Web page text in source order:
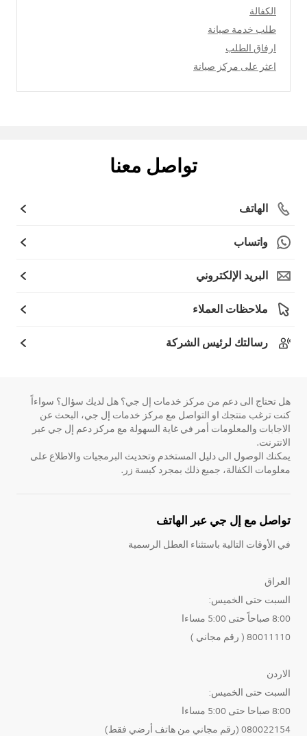
الكفالة
طلب خدمة صيانة
ارفاق الطلب
اعثر على مركز صيانة
تواصل معنا
الهاتف
واتساب
البريد الإلكتروني
ملاحظات العملاء
رسالتك لرئيس الشركة
هل تحتاج الى دعم من مركز خدمات إل جي؟ هل لديك سؤال؟ سواءاً
كنت ترغب منتجك او التواصل مع مركز خدمات إل جي، البحث عن
الاجابات والمعلومات أمر في غاية السهولة مع مركز دعم إل جي عبر
الانترنت.
يمكنك الوصول الى دليل المستخدم وتحديث البرمجيات والاطلاع على
معلومات الكفالة، جميع ذلك بمجرد كبسة زر.
تواصل مع إل جي عبر الهاتف
في الأوقات التالية باستثناء العطل الرسمية
العراق
السبت حتى الخميس:
8:00 صباحاً حتى 5:00 مساءا
80011110 ( رقم مجاني )
الاردن
السبت حتى الخميس:
8:00 صباحا حتى 5:00 مساءا
080022154 (رقم مجاني من هاتف أرضي فقط)